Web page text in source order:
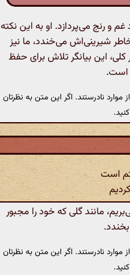
رنج می‌پردازد. او به این نکته
شیرینی‌اش می‌خندد، ما نیز
این بیانگر تلاش برای حفظ
است.
نادرستند. اگر این متن به نظرتان
کنید.
است
مانند گلی که خود را مجبور
نادرستند. اگر این متن به نظرتان
کنید.